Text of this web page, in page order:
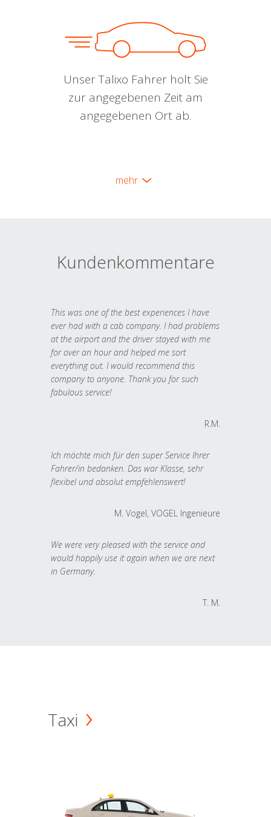
Unser Talixo Fahrer holt Sie
zur angegebenen Zeit am
angegebenen Ort ab.
mehr
Kundenkommentare
This was one of the best experiences I have
ever had with a cab company. I had problems
at the airport and the driver stayed with me
for over an hour and helped me sort
everything out. I would recommend this
company to anyone. Thank you for such
fabulous service!
R.M.
Ich möchte mich für den super Service Ihrer
Fahrer/in bedanken. Das war Klasse, sehr
flexibel und absolut empfehlenswert!
M. Vogel, VOGEL Ingenieure
We were very pleased with the service and
would happily use it again when we are next
in Germany.
T. M.
Taxi